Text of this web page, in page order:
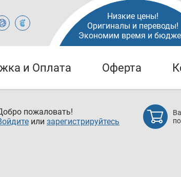
Низкие цены!
Оригиналы и переводы!
Экономим время и
и Оплата Оферта
пожаловать!
или зарегистрируйтесь